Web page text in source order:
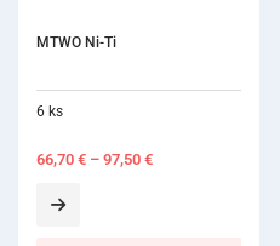
MTWO Ni-Ti
6 ks
66,70 € – 97,50 €